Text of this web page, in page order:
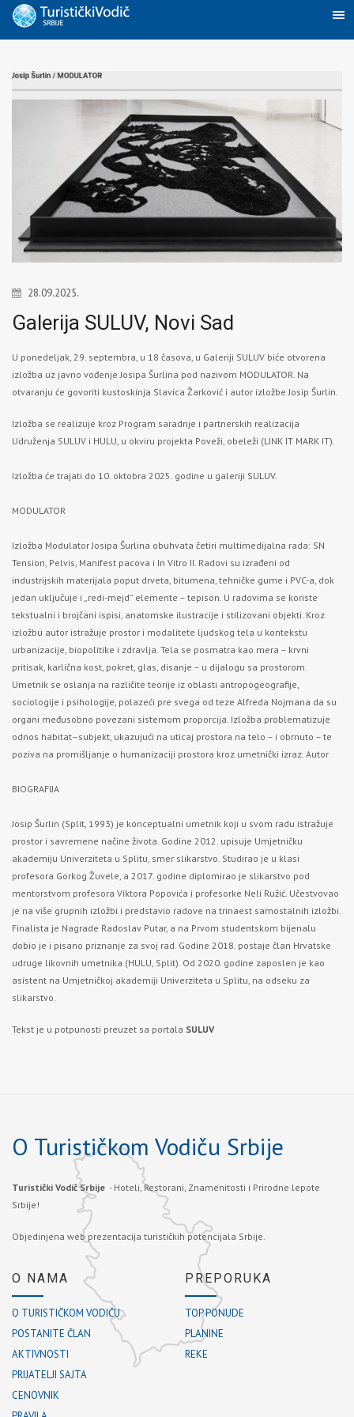
28.09.2025.
Galerija SULUV, Novi Sad
U ponedeljak, 29. septembra, u 18 časova, u Galeriji SULUV biće otvorena
izložba uz javno vođenje Josipa Šurlina pod nazivom MODULATOR. Na
otvaranju će govoriti kustoskinja Slavica Žarković i autor izložbe Josip Šurlin.
Izložba se realizuje kroz Program saradnje i partnerskih realizacija
Udruženja SULUV i HULU, u okviru projekta Poveži, obeleži (LINK IT MARK IT).
Izložba će trajati do 10. oktobra 2025. godine u galeriji SULUV.
MODULATOR
Izložba Modulator Josipa Šurlina obuhvata četiri multimedijalna rada: SN
Tension, Pelvis, Manifest pacova i In Vitro II. Radovi su izrađeni od
industrijskih materijala poput drveta, bitumena, tehničke gume i PVC-a, dok
jedan uključuje i „redi-mejd” elemente – tepison. U radovima se koriste
tekstualni i brojčani ispisi, anatomske ilustracije i stilizovani objekti. Kroz
izložbu autor istražuje prostor i modalitete ljudskog tela u kontekstu
urbanizacije, biopolitike i zdravlja. Tela se posmatra kao mera – krvni
pritisak, karlična kost, pokret, glas, disanje – u dijalogu sa prostorom.
Umetnik se oslanja na različite teorije iz oblasti antropogeografije,
sociologije i psihologije, polazeći pre svega od teze Alfreda Nojmana da su
organi međusobno povezani sistemom proporcija. Izložba problematizuje
odnos habitat–subjekt, ukazujući na uticaj prostora na telo – i obrnuto – te
poziva na promišljanje o humanizaciji prostora kroz umetnički izraz. Autor
BIOGRAFIJA
Josip Šurlin (Split, 1993) je konceptualni umetnik koji u svom radu istražuje
prostor i savremene načine života. Godine 2012. upisuje Umjetničku
akademiju Univerziteta u Splitu, smer slikarstvo. Studirao je u klasi
profesora Gorkog Žuvele, a 2017. godine diplomirao je slikarstvo pod
mentorstvom profesora Viktora Popovića i profesorke Neli Ružić. Učestvovao
je na više grupnih izložbi i predstavio radove na trinaest samostalnih izložbi.
Finalista je Nagrade Radoslav Putar, a na Prvom studentskom bijenalu
dobio je i pisano priznanje za svoj rad. Godine 2018. postaje član Hrvatske
udruge likovnih umetnika (HULU, Split). Od 2020. godine zaposlen je kao
asistent na Umjetničkoj akademiji Univerziteta u Splitu, na odseku za
slikarstvo.
Tekst je u potpunosti preuzet sa portala SULUV
O Turističkom Vodiču Srbije
Turistički Vodič Srbije - Hoteli, Restorani, Znamenitosti i Prirodne lepote
Srbije!
Objedinjena web prezentacija turističkih potencijala Srbije.
O NAMA
O TURISTIČKOM VODIČU
POSTANITE ČLAN
AKTIVNOSTI
PRIJATELJI SAJTA
CENOVNIK
PREPORUKA
TOP PONUDE
PLANINE
REKE